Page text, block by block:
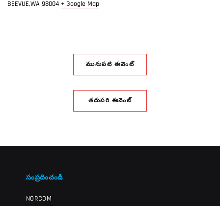
BEEVUE,WA 98004 + Google Map
మునుపటి ఈవెంట్
తదుపరి ఈవెంట్
సంప్రదించండి
NORCOM